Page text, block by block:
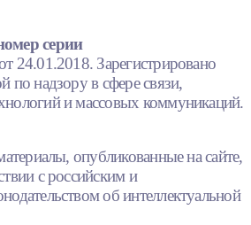
серии
Зарегистрировано
по надзору в сфере связи,
и массовых коммуникаций.
опубликованные на сайте,
с российским и
об интеллектуальной